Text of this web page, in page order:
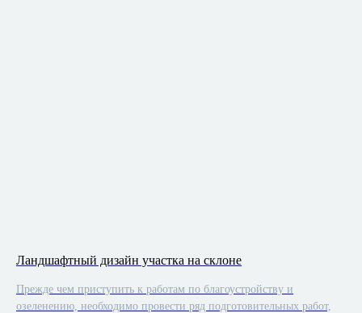
Ландшафтный дизайн участка на склоне
Прежде чем приступить к работам по благоустройству и
озеленению, необходимо провести ряд подготовительных работ,